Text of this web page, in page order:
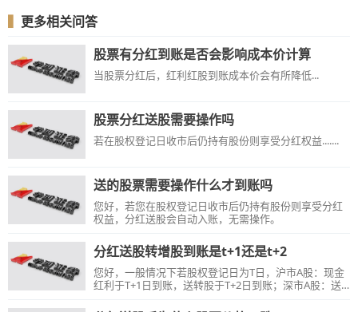
▍ 更多相关问答
股票有分红到账是否会影响成本价计算
当股票分红后，红利红股到账成本价会有所降低...
股票分红送股需要操作吗
若在股权登记日收市后仍持有股份则享受分红权益.......
送的股票需要操作什么才到账吗
您好，若您在股权登记日收市后仍持有股份则享受分红
权益，分红送股会自动入账，无需操作。
分红送股转增股到账是t+1还是t+2
您好，一般情况下若股权登记日为T日，沪市A股：现金
红利于T+1日到账，送转股于T+2日到账；深市A股：送